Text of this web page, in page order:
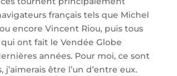
français tels que Michel
encore Vincent Riou, puis tous
ont fait le Vendée Globe
années. Pour moi, ce sont
j’aimerais être l’un d’entre eux.